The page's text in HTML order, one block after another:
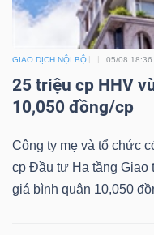
GIAO DỊCH NỘI BỘ 05/08 18:36
25 triệu cp HHV
10,050 đồng/cp
Công ty mẹ và tổ chức
cp Đầu tư Hạ tầng Giao
giá bình quân 10,050
tạo
Sách
tài